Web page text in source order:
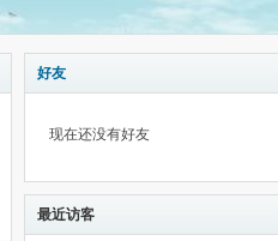
好友
现在还没有好友
最近访客